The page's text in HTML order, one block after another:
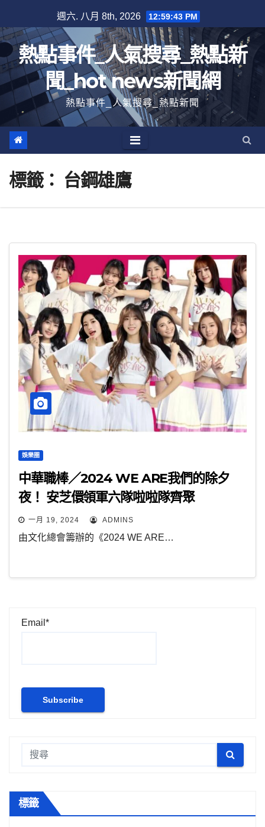
至
內
容
週六. 八月 8th, 2026 12:59:43 PM
熱點事件_人氣搜尋_熱點新
聞_hot news新聞網
熱點事件_人氣搜尋_熱點新聞
標籤： 台鋼雄鷹
娛樂圈
中華職棒／2024 WE ARE我們的除夕
夜！ 安芝儇領軍六隊啦啦隊齊聚
一月 19, 2024 ADMINS
由文化總會籌辦的《2024 WE ARE…
Email*
標籤